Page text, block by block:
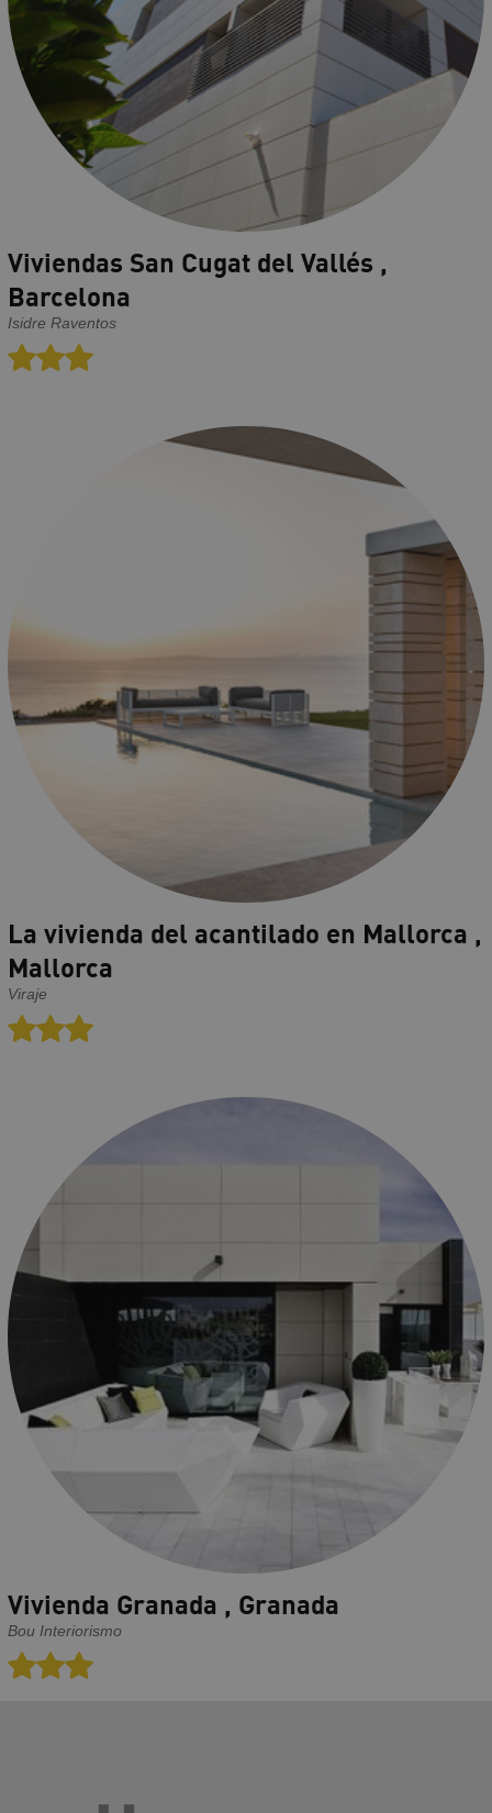
Viviendas San Cugat del Vallés ,
Barcelona
Isidre Raventos
La vivienda del acantilado en Mallorca ,
Mallorca
Viraje
Vivienda Granada , Granada
Bou Interiorismo